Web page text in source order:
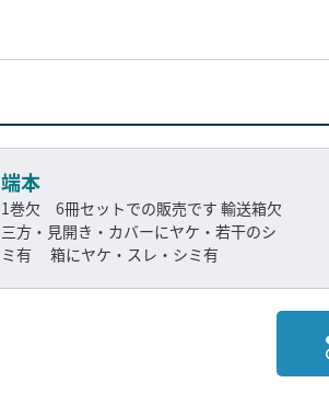
端本
1巻欠 6冊セットでの販売です 輸送箱欠
三方・見開き・カバーにヤケ・若干のシ
ミ有 箱にヤケ・スレ・シミ有